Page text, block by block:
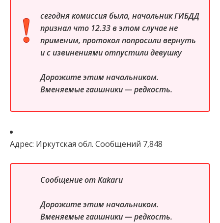
сегодня комиссия была, начальник ГИБДД
признал что 12.33 в этом случае не
применим, протокол попросили вернуть
и с извинениями отпустили девушку
Дорожите этим начальником.
Вменяемые гаишники — редкость.
Адрес: Иркутская обл. Сообщений 7,848
Сообщение отKakaru
Дорожите этим начальником.
Вменяемые гаишники — редкость.